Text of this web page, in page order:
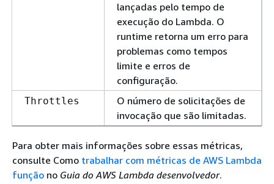
lançadas pelo tempo de
execução do Lambda. O
runtime retorna um erro para
problemas como tempos
limite e erros de
configuração.
Throttles
O número de solicitações de
invocação que são limitadas.
Para obter mais informações sobre essas métricas,
consulte Como trabalhar com métricas de AWS Lambda
função no Guia do AWS Lambda desenvolvedor.